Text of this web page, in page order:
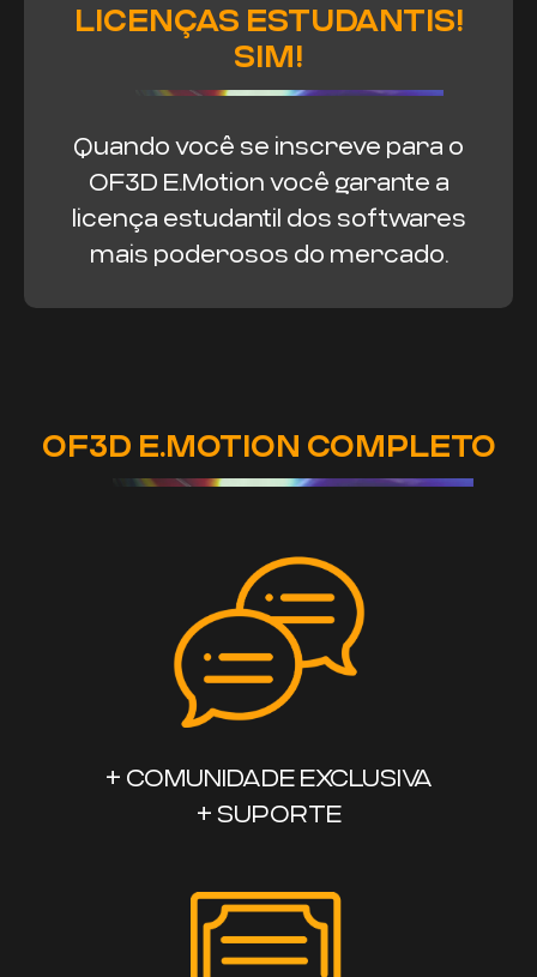
LICENÇAS ESTUDANTIS!
SIM!
Quando você se inscreve para o
OF3D E.Motion você garante a
licença estudantil dos softwares
mais poderosos do mercado.
OF3D E.MOTION COMPLETO
+ COMUNIDADE EXCLUSIVA
+ SUPORTE